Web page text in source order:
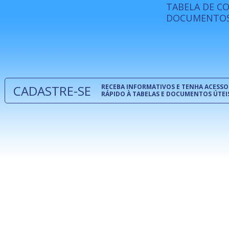
ISO 9001:
A
TABELA DE
CADASTRE-SE
RECEBA INFORMATIVOS E TENHA ACESSO
RÁPIDO À TABELAS E DOCUMENTOS